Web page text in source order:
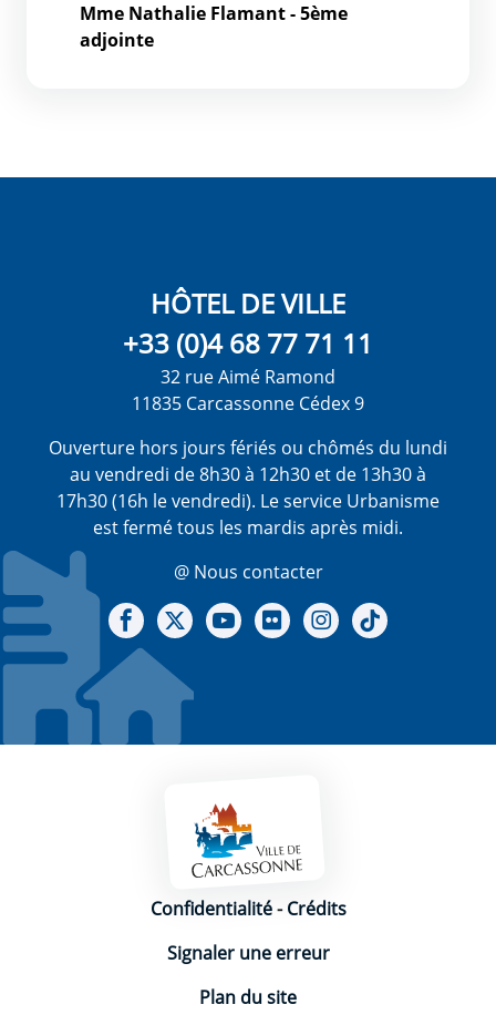
Mme Nathalie Flamant - 5ème
adjointe
HÔTEL DE VILLE
+33 (0)4 68 77 71 11
32 rue Aimé Ramond
11835 Carcassonne Cédex 9
Ouverture hors jours fériés ou chômés du lundi
au vendredi de 8h30 à 12h30 et de 13h30 à
17h30 (16h le vendredi). Le service Urbanisme
est fermé tous les mardis après midi.
@ Nous contacter
Notre Facebook
Notre X - (twitter)
Notre chaine Youtube
Notre Gallerie sur Flickr
Notre Instagram
Mentions légales
Confidentialité-Crédits
Signaler une erreur
Plan du site